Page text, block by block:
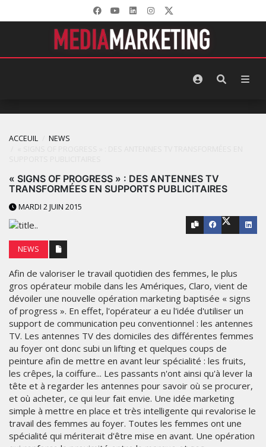
ACCEUIL
NEWS
« SIGNS OF PROGRESS » : DES ANTENNES TV
TRANSFORMÉES EN SUPPORTS PUBLICITAIRES
MARDI 2 JUIN 2015
NEWS
Afin de valoriser le travail quotidien des femmes, le plus
gros opérateur mobile dans les Amériques, Claro, vient de
dévoiler une nouvelle opération marketing baptisée « signs
of progress ». En effet, l'opérateur a eu l'idée d'utiliser un
support de communication peu conventionnel : les antennes
TV. Les antennes TV des domiciles des différentes femmes
au foyer ont donc subi un lifting et quelques coups de
peinture afin de mettre en avant leur spécialité : les fruits,
les crêpes, la coiffure... Les passants n'ont ainsi qu'à lever la
tête et à regarder les antennes pour savoir où se procurer,
et où acheter, ce qui leur fait envie. Une idée marketing
simple à mettre en place et très intelligente qui revalorise le
travail des femmes au foyer. Toutes les femmes ont une
spécialité qui mériterait d'être mise en avant. Une opération